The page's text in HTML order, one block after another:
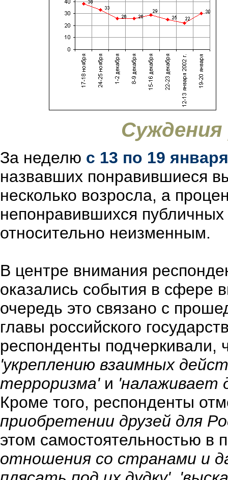
За неделю с 13 по 19 января
назвавших понравившиеся
несколько возросла, а
непонравившихся
относительно неизменным.
В центре внимания
оказались события в сфере
очередь это связано с
главы российского
респонденты подчеркивали,
'укреплению взаимных
терроризма' и 'налаживает
Кроме того, респонденты
приобретении друзей для
этом самостоятельностью в
отношения со странами и